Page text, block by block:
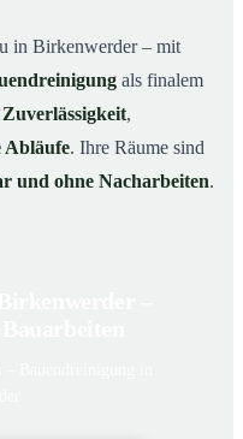
in Birkenwerder – mit
als finalem
Zuverlässigkeit,
Abläufe. Ihre Räume sind
und ohne Nacharbeiten.